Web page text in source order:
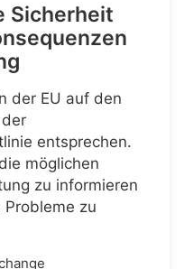
Sicherheit
der EU auf den
entsprechen.
möglichen
zu informieren
zu